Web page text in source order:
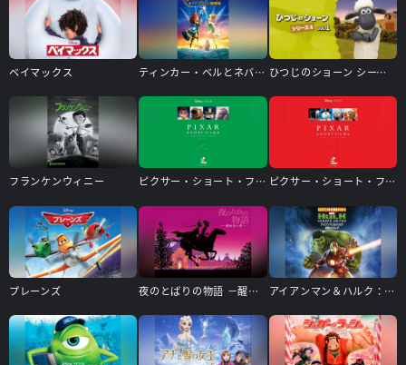
ベイマックス ティンカー・ベルとネバーランドの海賊船 ひつじのショーン シーズン4
フランケンウィニー ピクサー・ショート・フィルム Vol.2 ピクサー・ショート・フィルム Vol.1
プレーンズ 夜のとばりの物語 －醒めない夢－ アイアンマン＆ハルク：奇跡のタッグ